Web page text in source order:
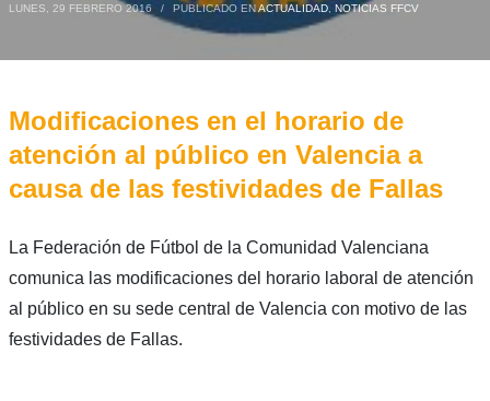
LUNES, 29 FEBRERO 2016 / PUBLICADO ENACTUALIDAD, NOTICIAS FFCV
Modificaciones en el horario de
atención al público en Valencia a
causa de las festividades de Fallas
La Federación de Fútbol de la Comunidad Valenciana
comunica las modificaciones del horario laboral de atención
al público en su sede central de Valencia con motivo de las
festividades de Fallas.